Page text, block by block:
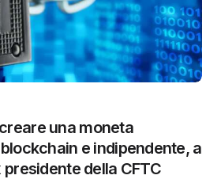
una moneta
e indipendente, a
presidente della CFTC